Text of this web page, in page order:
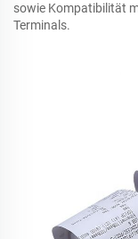
sowie Kompatibilität
Terminals.